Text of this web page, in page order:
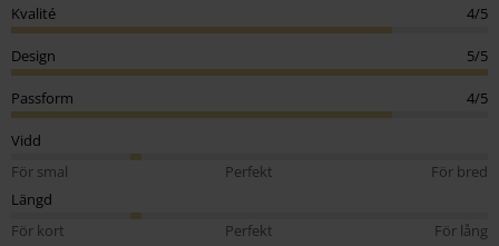
Kvalité
4/5
Design 5/5
Passform 4/5
Vidd
För smal
Perfekt
För bred
Längd
För kort
Perfekt För lång